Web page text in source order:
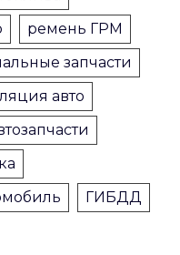
ремень ГРМ
запчасти
авто
ГИБДД